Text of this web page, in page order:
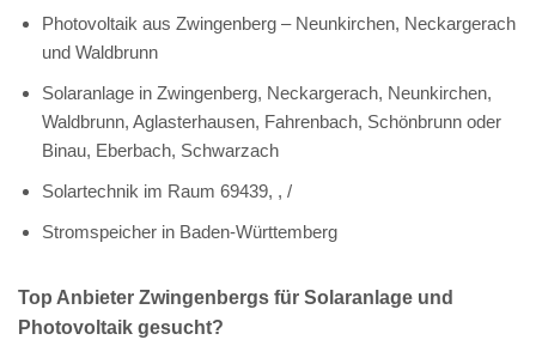
Photovoltaik aus Zwingenberg – Neunkirchen, Neckargerach
und Waldbrunn
Solaranlage in Zwingenberg, Neckargerach, Neunkirchen,
Waldbrunn, Aglasterhausen, Fahrenbach, Schönbrunn oder
Binau, Eberbach, Schwarzach
Solartechnik im Raum 69439, , /
Stromspeicher in Baden-Württemberg
Top Anbieter Zwingenbergs für Solaranlage und
Photovoltaik gesucht?